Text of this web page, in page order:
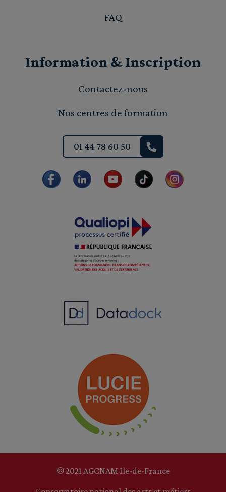
FAQ
Information & Inscription
Contactez-nous
Nos centres de formation
01 44 78 60 50
© 2021 AGCNAM Ile-de-France